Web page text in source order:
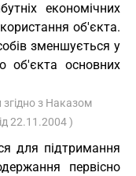
економічних
об'єкта.
зменшується у
об'єкта основних
згідно з Наказом
22.11.2004 )
для підтримання
первісно